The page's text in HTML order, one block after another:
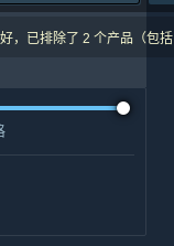
，已排除了 2 个产品（包括